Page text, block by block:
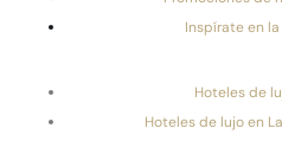
Inspírate en
Hoteles de
Hoteles de lujo en